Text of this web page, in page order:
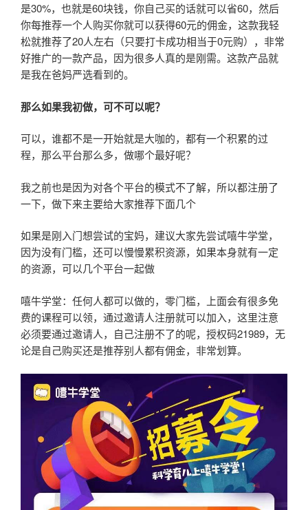
是30%，也就是60块钱，你自己买的话就可以省60，然后
你每推荐一个人购买你就可以获得60元的佣金，这款我轻
松就推荐了20人左右（只要打卡成功相当于0元购），非常
好推广的一款产品，因为很多人真的是刚需。这款产品就
是我在爸妈严选看到的。
那么如果我初做，可不可以呢？
可以，谁都不是一开始就是大咖的，都有一个积累的过
程，那么平台那么多，做哪个最好呢？
我之前也是因为对各个平台的模式不了解，所以都注册了
一下，做下来主要给大家推荐下面几个
如果是刚入门想尝试的宝妈，建议大家先尝试嘻牛学堂，
因为没有门槛，还可以慢慢累积资源，如果本身就有一定
的资源，可以几个平台一起做
嘻牛学堂：任何人都可以做的，零门槛，上面会有很多免
费的课程可以领，通过邀请人注册就可以加入，这里注意
必须要通过邀请人，自己注册不了的呢，授权码21989，无
论是自己购买还是推荐别人都有佣金，非常划算。